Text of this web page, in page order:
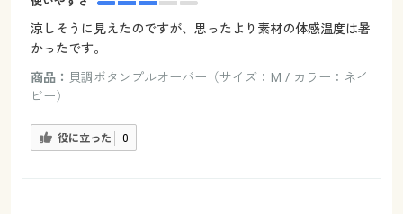
涼しそうに見えたのですが、思ったより素材の体感温度は暑
かったです。
商品： 貝調ボタンプルオーバー（サイズ：M / カラー：ネイ
ビー）
役に立った 0